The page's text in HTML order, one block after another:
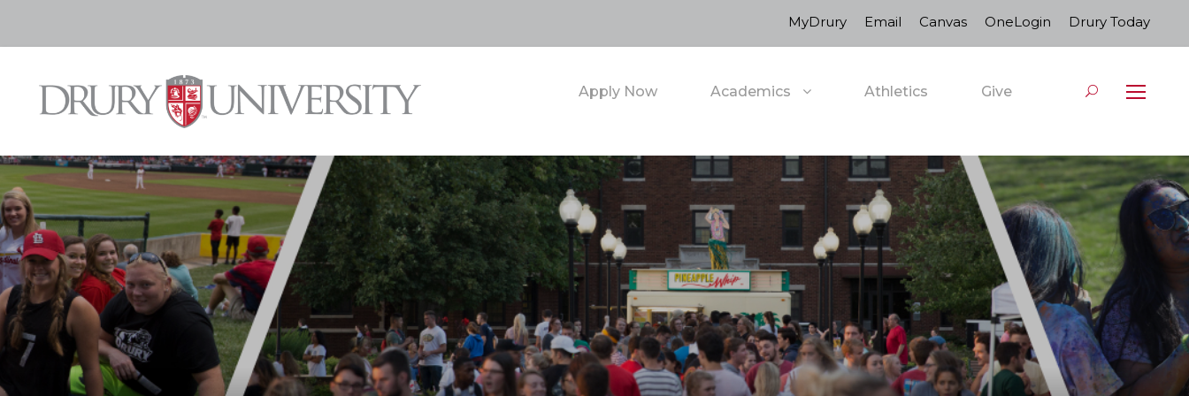
MyDrury Email Canvas OneLogin Drury Today
Apply Now Academics Athletics Give